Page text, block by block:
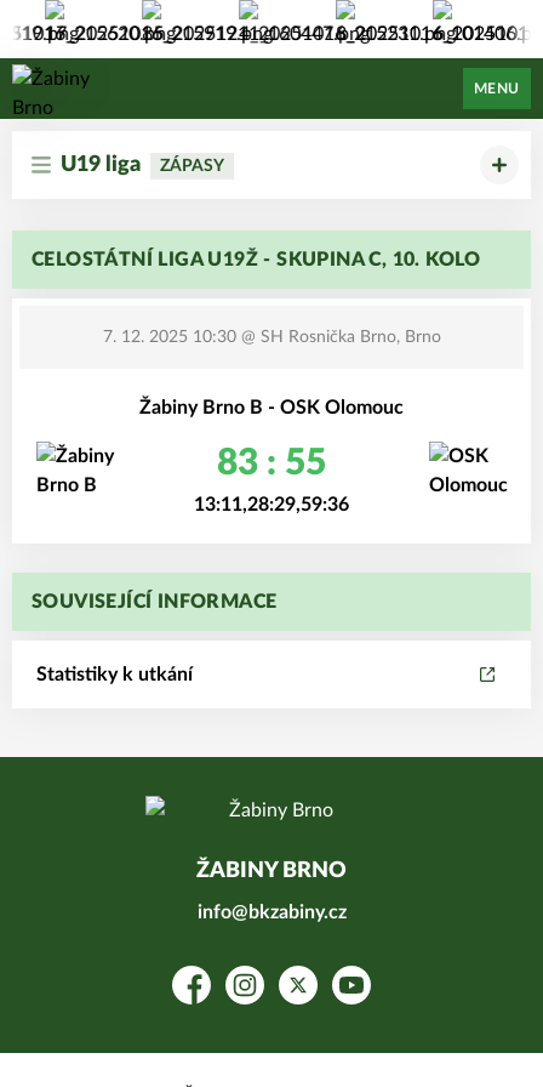
Žabiny Brno
MENU
U19 liga ZÁPASY
CELOSTÁTNÍ LIGA U19Ž - SKUPINA C, 10. KOLO
7. 12. 2025 10:30@ SH Rosnička Brno, Brno
Žabiny Brno B - OSK Olomouc
83 : 55
13:11,28:29,59:36
SOUVISEJÍCÍ INFORMACE
Statistiky k utkání
ŽABINY BRNO
info@bkzabiny.cz
FacebookInstagramPlatform X
YouTube